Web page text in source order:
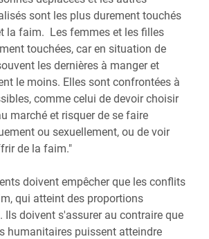
sont les plus durement touchés
la faim. Les femmes et les filles
touchées, car en situation de
les dernières à manger et
le moins. Elles sont confrontées à
comme celui de devoir choisir
marché et risquer de se faire
ou sexuellement, ou de voir
de la faim."
doivent empêcher que les conflits
qui atteint des proportions
Ils doivent s'assurer au contraire que
humanitaires puissent atteindre